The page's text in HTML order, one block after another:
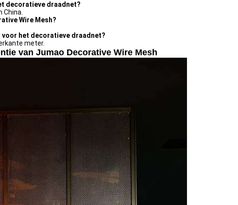
decoratieve draadnet?
Wire Mesh?
voor het decoratieve draadnet?
meter.
van Jumao Decorative Wire Mesh